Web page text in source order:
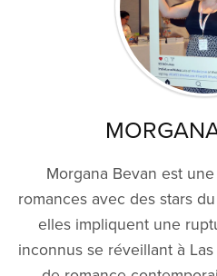
Morgana Bevan est
romances avec des stars
elles impliquent une
inconnus se réveillant à